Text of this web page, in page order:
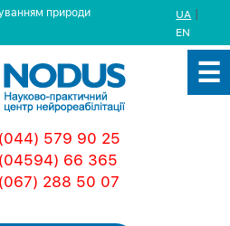
природи UA |
EN
579 90 25
66 365
288 50 07